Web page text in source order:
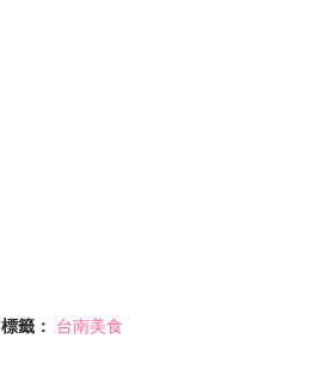
標籤： 台南美食